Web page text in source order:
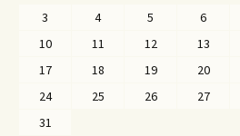
3
4 5 6
10
11 12 13
17
18 19 20
24
25 26 27
31